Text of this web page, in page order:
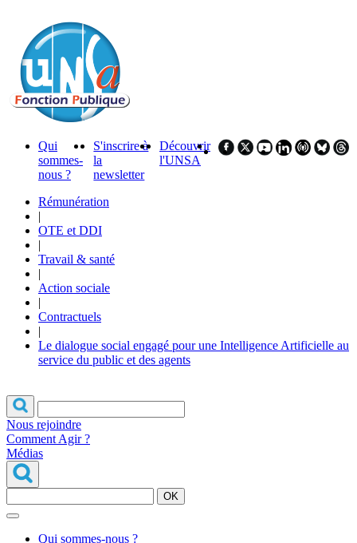
Qui
sommes-
nous ?
S'inscrire à
la
newsletter
Découvrir
l'UNSA
Rémunération
|
OTE et DDI
|
Travail & santé
|
Action sociale
|
Contractuels
|
Le dialogue social engagé pour une Intelligence Artificielle au
service du public et des agents
Nous rejoindre
Comment Agir ?
Médias
OK
Qui sommes-nous ?